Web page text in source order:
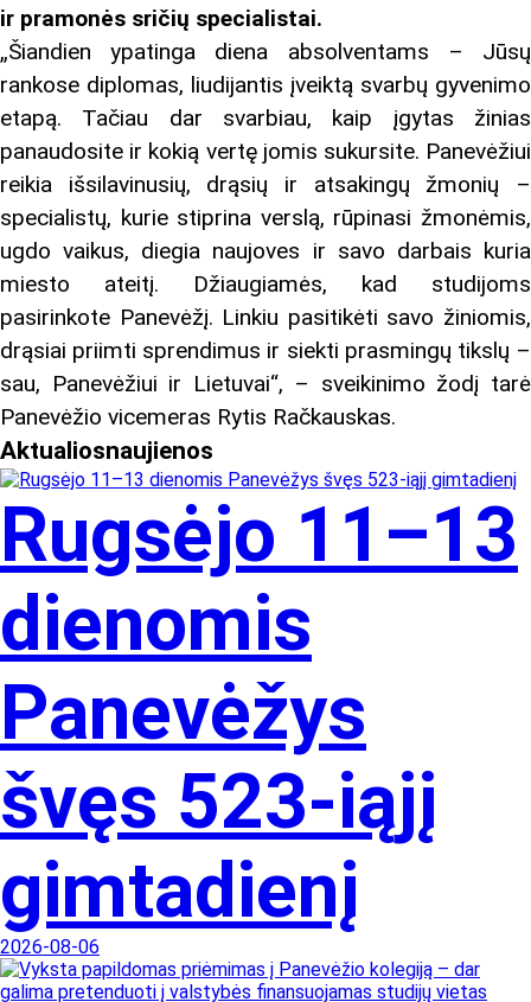
ir pramonės sričių specialistai.
„Šiandien ypatinga diena absolventams – Jūsų
rankose diplomas, liudijantis įveiktą svarbų gyvenimo
etapą. Tačiau dar svarbiau, kaip įgytas žinias
panaudosite ir kokią vertę jomis sukursite. Panevėžiui
reikia išsilavinusių, drąsių ir atsakingų žmonių –
specialistų, kurie stiprina verslą, rūpinasi žmonėmis,
ugdo vaikus, diegia naujoves ir savo darbais kuria
miesto ateitį. Džiaugiamės, kad studijoms
pasirinkote Panevėžį. Linkiu pasitikėti savo žiniomis,
drąsiai priimti sprendimus ir siekti prasmingų tikslų –
sau, Panevėžiui ir Lietuvai“, – sveikinimo žodį tarė
Panevėžio vicemeras Rytis Račkauskas.
Aktualiosnaujienos
Rugsėjo 11–13
dienomis
Panevėžys
švęs 523-iąjį
gimtadienį
2026-08-06